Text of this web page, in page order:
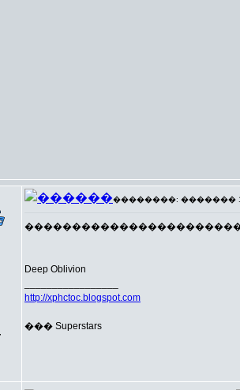
��������: ������� 16
Deep Oblivion
http://xphctoc.blogspot.com
��� Superstars